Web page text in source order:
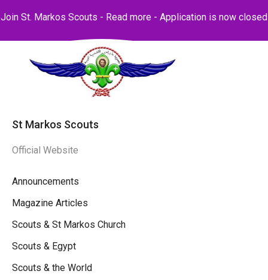
Join St. Markos Scouts - Read more - Application is now closed
St Markos Scouts
Official Website
Announcements
Magazine Articles
Scouts & St Markos Church
Scouts & Egypt
Scouts & the World